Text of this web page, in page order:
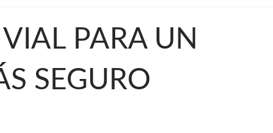
PARA UN
SEGURO